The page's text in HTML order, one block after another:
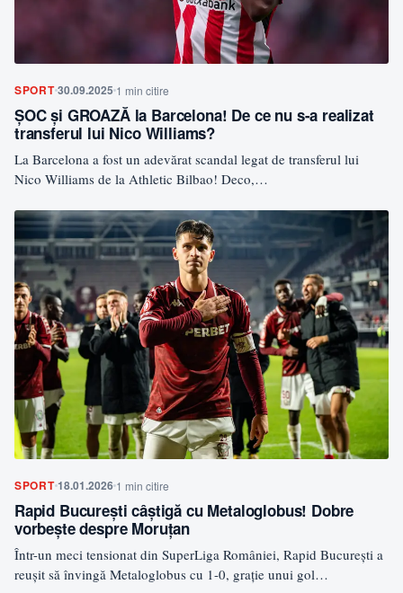
SPORT30.09.2025 1 min citire
ȘOC și GROAZĂ la Barcelona! De ce nu s-a realizat
transferul lui Nico Williams?
La Barcelona a fost un adevărat scandal legat de transferul lui
Nico Williams de la Athletic Bilbao! Deco,…
SPORT18.01.2026 1 min citire
Rapid București câștigă cu Metaloglobus! Dobre
vorbește despre Moruțan
Într-un meci tensionat din SuperLiga României, Rapid București a
reușit să învingă Metaloglobus cu 1-0, grație unui gol…